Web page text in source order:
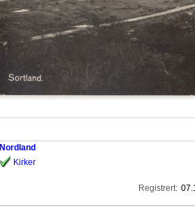
Nordland
Kirker
Registrert: